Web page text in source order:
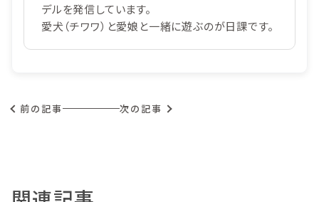
デルを発信しています。
愛犬（チワワ）と愛娘と一緒に遊ぶのが日課です。
前の記事 次の記事